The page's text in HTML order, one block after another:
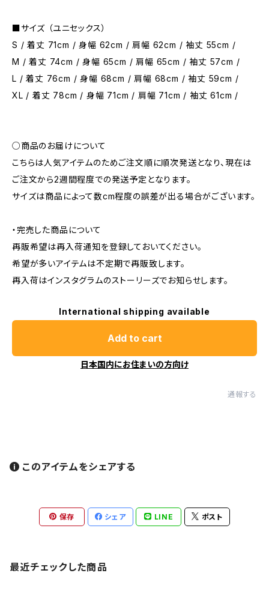
■サイズ （ユニセックス）
S / 着丈 71cm / 身幅 62cm / 肩幅 62cm / 袖丈 55cm /
M / 着丈 74cm / 身幅 65cm / 肩幅 65cm / 袖丈 57cm /
L / 着丈 76cm / 身幅 68cm / 肩幅 68cm / 袖丈 59cm /
XL / 着丈 78cm / 身幅 71cm / 肩幅 71cm / 袖丈 61cm /
○商品のお届けについて
こちらは人気アイテムのためご注文順に順次発送となり、現在は
ご注文から2週間程度での発送予定となります。
サイズは商品によって数cm程度の誤差が出る場合がございます。
・完売した商品について
再販希望は再入荷通知を登録しておいてください。
希望が多いアイテムは不定期で再販致します。
再入荷はインスタグラムのストーリーズでお知らせします。
International shipping available
Add to cart
日本国内にお住まいの方向け
通報する
このアイテムをシェアする
保存 シェア LINE ポスト
最近チェックした商品